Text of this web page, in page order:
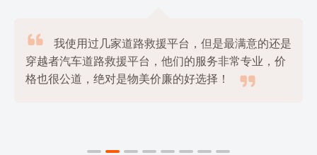

我使用过几家道路救援平台，但是最满意的还是
穿越者汽车道路救援平台，他们的服务非常专业，价
格也很公道，绝对是物美价廉的好选择！
